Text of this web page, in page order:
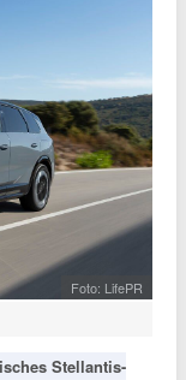
Foto: LifePR
Stellantis-